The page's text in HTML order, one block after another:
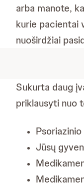
arba manote,
kurie pacientai
nuoširdžiai
Sukurta daug
priklausyti nuo
Jūsų